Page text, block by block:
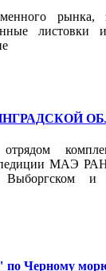
рынка,
листовки
МАЭ
и
по Черному